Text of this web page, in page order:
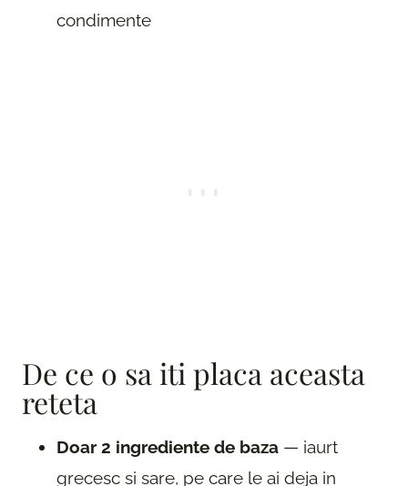
condimente
De ce o sa iti placa aceasta
reteta
Doar 2 ingrediente de baza — iaurt
grecesc si sare, pe care le ai deja in